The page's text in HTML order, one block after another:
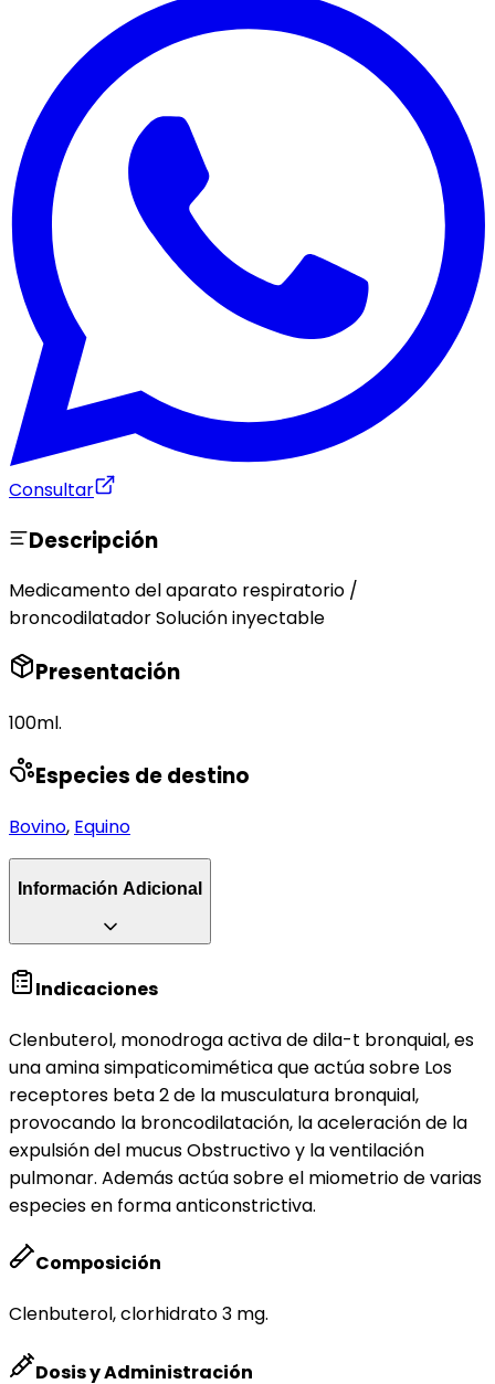
Consultar
Descripción
Medicamento del aparato respiratorio /
broncodilatador Solución inyectable
Presentación
100ml.
Especies de destino
Bovino, Equino
Información Adicional
Indicaciones
Clenbuterol, monodroga activa de dila-t bronquial, es
una amina simpaticomimética que actúa sobre Los
receptores beta 2 de la musculatura bronquial,
provocando la broncodilatación, la aceleración de la
expulsión del mucus Obstructivo y la ventilación
pulmonar. Además actúa sobre el miometrio de varias
especies en forma anticonstrictiva.
Composición
Clenbuterol, clorhidrato 3 mg.
Dosis y Administración